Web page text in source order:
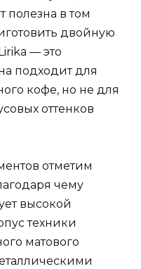
полезна в том
двойную
— это
подходит для
кофе, но не для
оттенков
отметим
чему
высокой
техники
матового